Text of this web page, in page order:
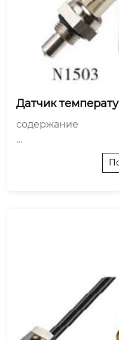
Датчик
содержание
Что на самом деле